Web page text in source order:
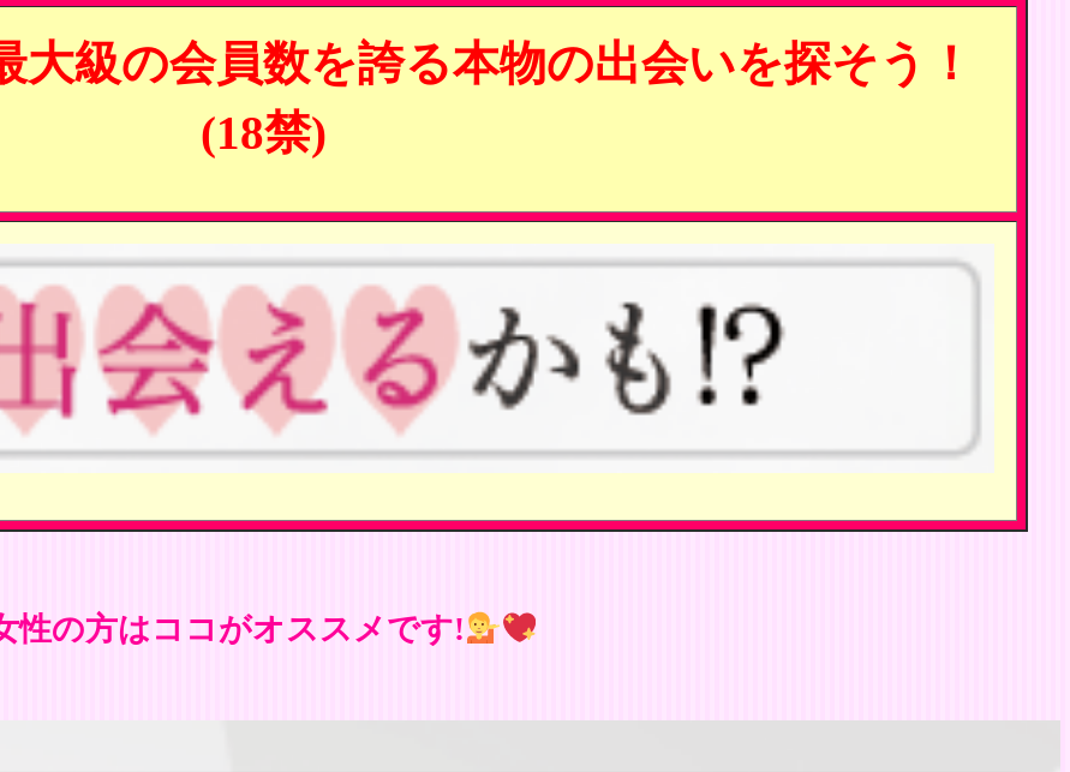
級の会員数を誇る本物の出会いを探そう！
(18禁)
性の方はココがオススメです!